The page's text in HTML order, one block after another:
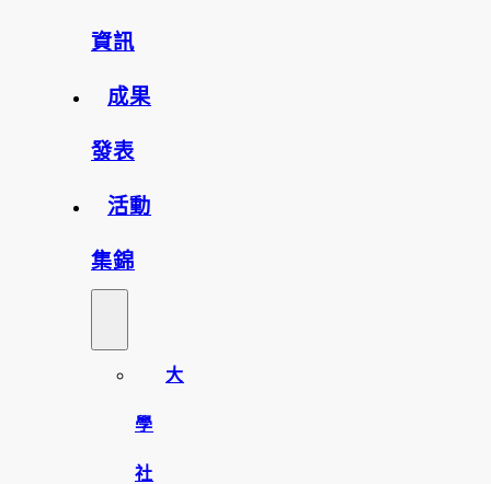
資訊
成果
發表
活動
集錦
大
學
社